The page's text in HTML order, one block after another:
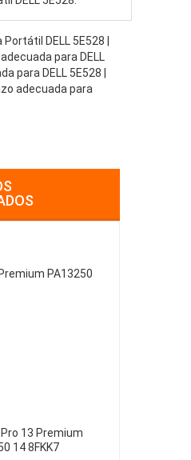
DELL 5E528 |
para DELL
para DELL 5E528 |
adecuada para
Pro 13 Premium
14 8FKK7